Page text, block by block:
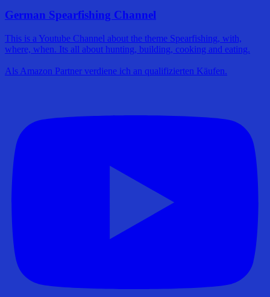
German Spearfishing Channel
This is a Youtube Channel about the theme Spearfishing, with,
where, when. Its all about hunting, building, cooking and eating.
Als Amazon Partner verdiene ich an qualifizierten Käufen.